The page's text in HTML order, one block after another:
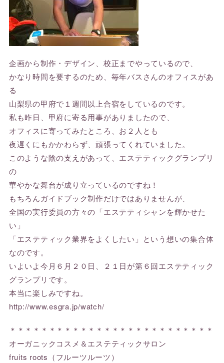
企画から制作・デザイン、校正までやっているので、
かなり時間を要するのため、毎年バスさんのオフィスがあ
る
山梨県の甲府で１週間以上合宿をしているのです。
私も昨日、甲府に寄る用事がありましたので、
オフィスに寄ってみたところ、お２人とも
夜遅くにもかかわらず、頑張ってくれていました。
このような陰の支えがあって、エステティックグランプリ
の
華やかな舞台が成り立っているのですね！
もちろんガイドブック制作だけではありませんが、
全国の実行委員の方々の「エステティシャンを輝かせた
い」
「エステティック業界をよくしたい」という想いの集合体
なのです。
いよいよ今月６月２０日、２１日が第６回エステティック
グランプリです。
本当に楽しみですね。
http://www.esgra.jp/watch/
＊＊＊＊＊＊＊＊＊＊＊＊＊＊＊＊＊＊＊＊＊＊＊＊＊＊
オーガニックコスメ＆エステティックサロン
fruits roots（フルーツルーツ）